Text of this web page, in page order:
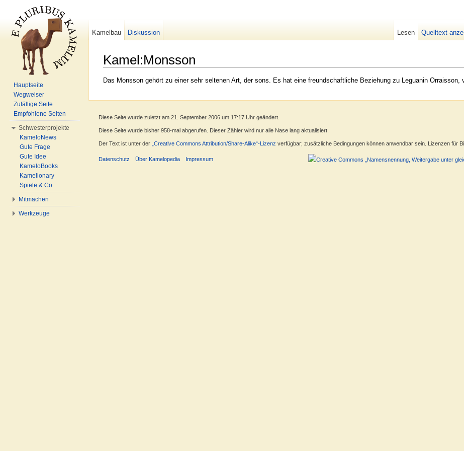
Kamel:Monsson
Das Monsson gehört zu einer sehr seltenen Art, der sons. Es hat eine freundschaftliche Beziehung zu Leguanin Orraisson,
Kamelbau Diskussion Lesen Quelltext
Hauptseite
Wegweiser
Zufällige Seite
Empfohlene Seiten
Schwesterprojekte
KameloNews
Gute Frage
Gute Idee
KameloBooks
Kamelionary
Spiele & Co.
Mitmachen
Werkzeuge
Diese Seite wurde zuletzt am 21. September 2006 um 17:17 Uhr geändert.
Diese Seite wurde bisher 958-mal abgerufen. Dieser Zähler wird nur alle Nase lang aktualisiert.
Der Text ist unter der „Creative Commons Attribution/Share-Alike“-Lizenz verfügbar; zusätzliche Bedingungen können anwendbar sein. Lizenzen für
Datenschutz Über Kamelopedia Impressum